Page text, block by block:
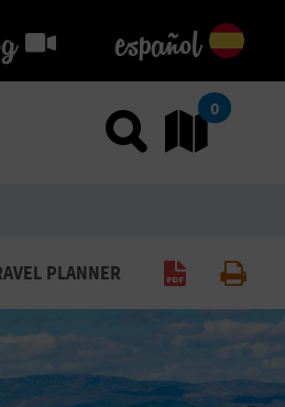
español
Usar el
0
PLANNER
Generar PDFImprimir